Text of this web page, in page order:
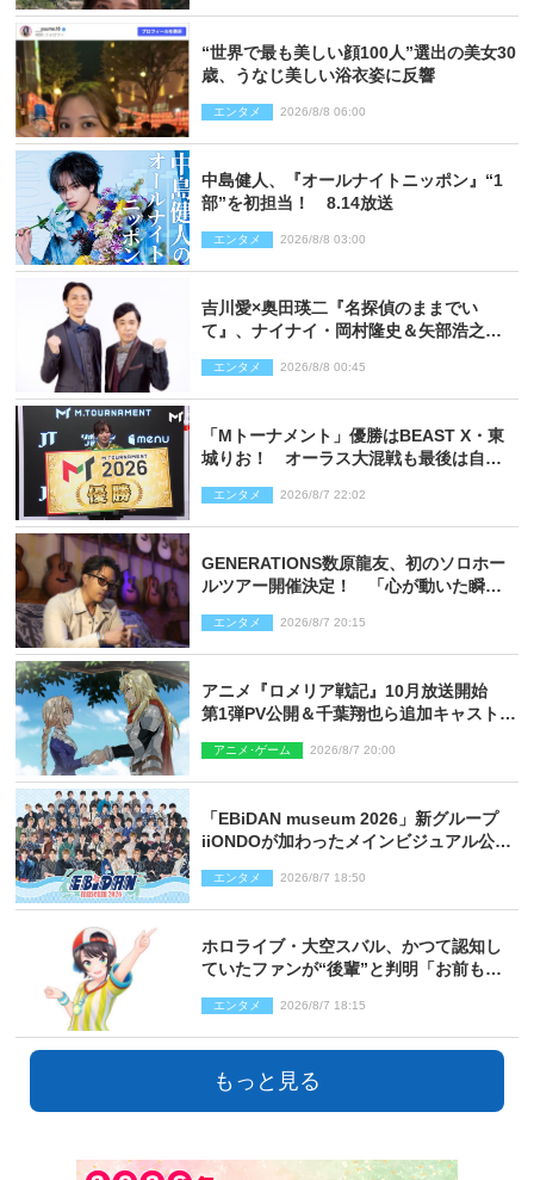
“世界で最も美しい顔100人”選出の美女30
歳、うなじ美しい浴衣姿に反響
エンタメ 2026/8/8 06:00
中島健人、『オールナイトニッポン』“1
部”を初担当！ 8.14放送
エンタメ 2026/8/8 03:00
吉川愛×奥田瑛二『名探偵のままでい
て』、ナイナイ・岡村隆史＆矢部浩之の
エンタメ 2026/8/8 00:45
「Mトーナメント」優勝はBEAST X・東
城りお！ オーラス大混戦も最後は自ら
エンタメ 2026/8/7 22:02
GENERATIONS数原龍友、初のソロホー
ルツアー開催決定！ 「心が動いた瞬間
エンタメ 2026/8/7 20:15
アニメ『ロメリア戦記』10月放送開始
第1弾PV公開＆千葉翔也ら追加キャスト4
アニメ･ゲーム 2026/8/7 20:00
「EBiDAN museum 2026」新グループ
iiONDOが加わったメインビジュアル公
エンタメ 2026/8/7 18:50
ホロライブ・大空スバル、かつて認知し
ていたファンが“後輩”と判明「お前もし
エンタメ 2026/8/7 18:15
もっと見る